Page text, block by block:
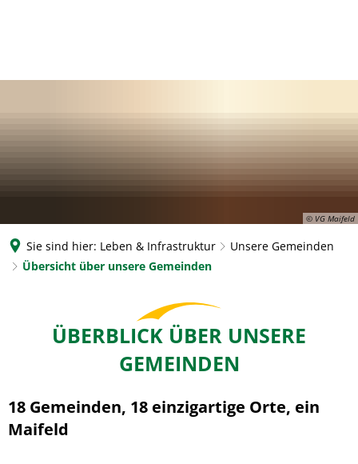
© VG Maifeld
Sie sind hier: Leben & Infrastruktur
Unsere Gemeinden
Übersicht über unsere Gemeinden
Gemeinden
ÜBERBLICK ÜBER UNSERE
GEMEINDEN
18 Gemeinden, 18 einzigartige Orte, ein
Maifeld